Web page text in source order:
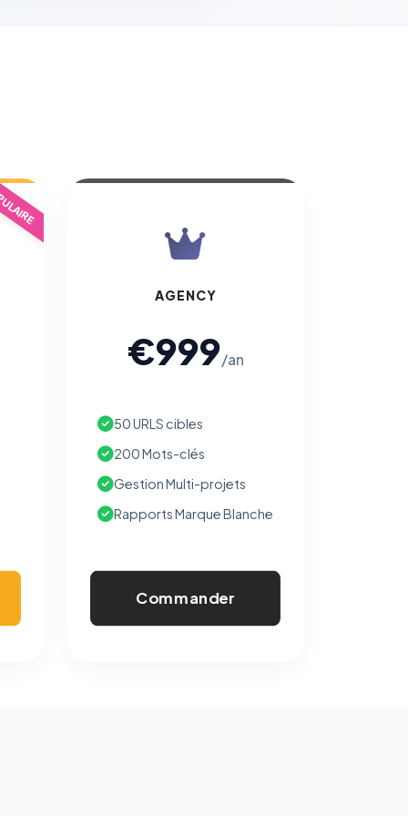
AGENCY
€999/an
50 URLS cibles
200 Mots-clés
Gestion Multi-projets
Rapports Marque Blanche
Commander